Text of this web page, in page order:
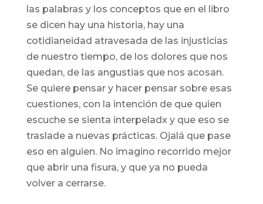
las palabras y los conceptos que en el libro
se dicen hay una historia, hay una
cotidianeidad atravesada de las injusticias
de nuestro tiempo, de los dolores que nos
quedan, de las angustias que nos acosan.
Se quiere pensar y hacer pensar sobre esas
cuestiones, con la intención de que quien
escuche se sienta interpeladx y que eso se
traslade a nuevas prácticas. Ojalá que pase
eso en alguien. No imagino recorrido mejor
que abrir una fisura, y que ya no pueda
volver a cerrarse.